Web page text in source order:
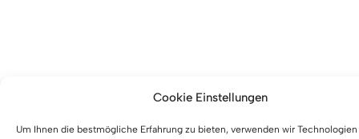
Cookie Einstellungen
Um Ihnen die bestmögliche Erfahrung zu bieten, verwenden wir